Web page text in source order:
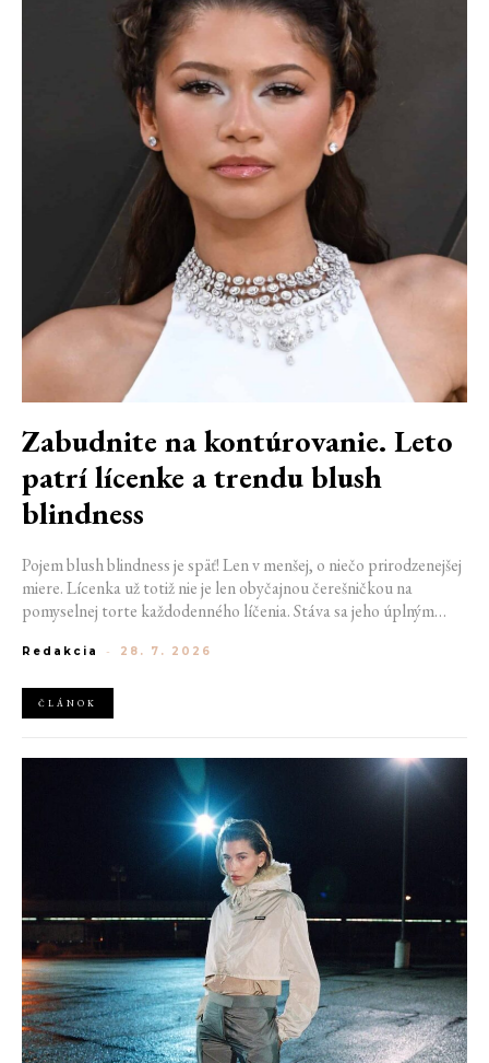
Zabudnite na kontúrovanie. Leto
patrí lícenke a trendu blush
blindness
Pojem blush blindness je späť! Len v menšej, o niečo prirodzenejšej
miere. Lícenka už totiž nie je len obyčajnou čerešničkou na
pomyselnej torte každodenného líčenia. Stáva sa jeho úplným
sviežosť, ktorú žiadny iný produkt napodobniť nedokáže. Termín
aktuálnym trendom.
Redakcia - 28. 7. 2026
ČLÁNOK